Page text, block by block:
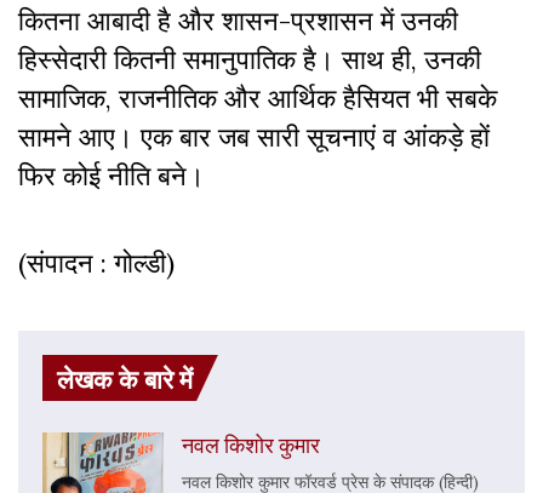
कितना आबादी है और शासन-प्रशासन में उनकी
हिस्सेदारी कितनी समानुपातिक है। साथ ही, उनकी
सामाजिक, राजनीतिक और आर्थिक हैसियत भी सबके
सामने आए। एक बार जब सारी सूचनाएं व आंकड़े हाें
फिर कोई नीति बने।
(संपादन : गोल्डी)
लेखक के बारे में
नवल किशोर कुमार
नवल किशोर कुमार फॉरवर्ड प्रेस के संपादक (हिन्दी)